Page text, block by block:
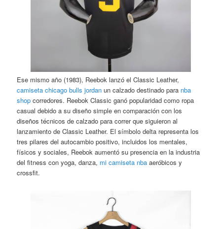
Ese mismo año (1983), Reebok lanzó el Classic Leather,
camiseta chicago bulls jordan un calzado destinado para nba
shop corredores. Reebok Classic ganó popularidad como ropa
casual debido a su diseño simple en comparación con los
diseños técnicos de calzado para correr que siguieron al
lanzamiento de Classic Leather. El símbolo delta representa los
tres pilares del autocambio positivo, incluidos los mentales,
físicos y sociales, Reebok aumentó su presencia en la industria
del fitness con yoga, danza, mi camiseta nba aeróbicos y
crossfit.